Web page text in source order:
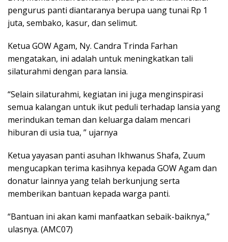
pengurus panti diantaranya berupa uang tunai Rp 1
juta, sembako, kasur, dan selimut.
Ketua GOW Agam, Ny. Candra Trinda Farhan
mengatakan, ini adalah untuk meningkatkan tali
silaturahmi dengan para lansia.
“Selain silaturahmi, kegiatan ini juga menginspirasi
semua kalangan untuk ikut peduli terhadap lansia yang
merindukan teman dan keluarga dalam mencari
hiburan di usia tua, ” ujarnya
Ketua yayasan panti asuhan Ikhwanus Shafa, Zuum
mengucapkan terima kasihnya kepada GOW Agam dan
donatur lainnya yang telah berkunjung serta
memberikan bantuan kepada warga panti.
“Bantuan ini akan kami manfaatkan sebaik-baiknya,”
ulasnya. (AMC07)